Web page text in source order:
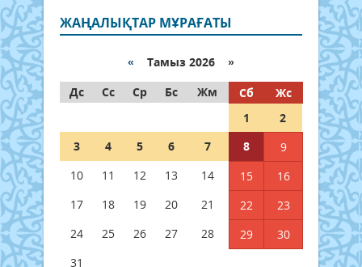
ЖАҢАЛЫҚТАР МҰРАҒАТЫ
« Тамыз 2026 »
Дс
Сс Ср Бс Жм Сб
Жс
1
2
3
4 5 6 7 8
9
10
11 12 13 14 15
16
17
18 19 20 21 22
23
24
25 26 27 28 29
30
31